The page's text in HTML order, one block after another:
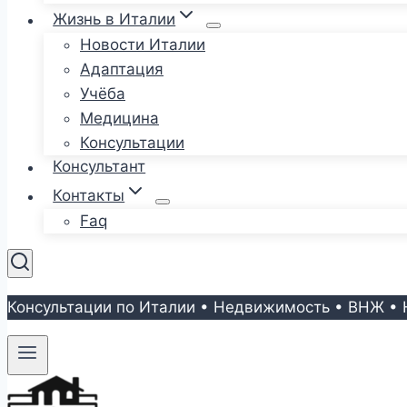
Жизнь в Италии
Новости Италии
Адаптация
Учёба
Медицина
Консультации
Консультант
Контакты
Faq
Консультации по Италии • Недвижимость • ВНЖ •